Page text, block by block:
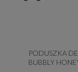
PODUSZKA
BUBBLY